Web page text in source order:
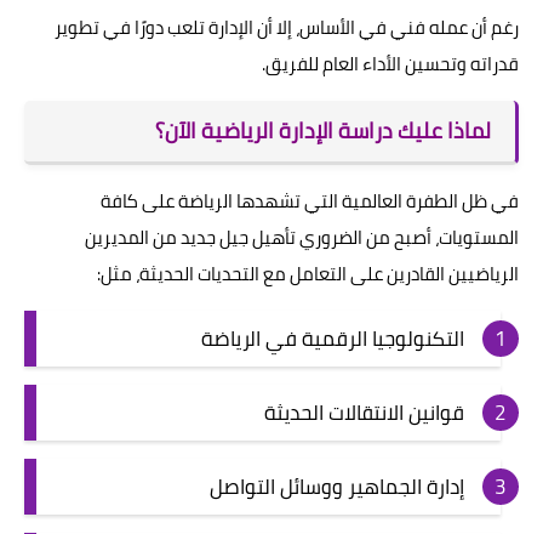
رغم أن عمله فني في الأساس، إلا أن الإدارة تلعب دورًا في تطوير
قدراته وتحسين الأداء العام للفريق.
لماذا عليك دراسة الإدارة الرياضية الآن؟
في ظل الطفرة العالمية التي تشهدها الرياضة على كافة
المستويات، أصبح من الضروري تأهيل جيل جديد من المديرين
الرياضيين القادرين على التعامل مع التحديات الحديثة، مثل:
التكنولوجيا الرقمية في الرياضة
قوانين الانتقالات الحديثة
إدارة الجماهير ووسائل التواصل